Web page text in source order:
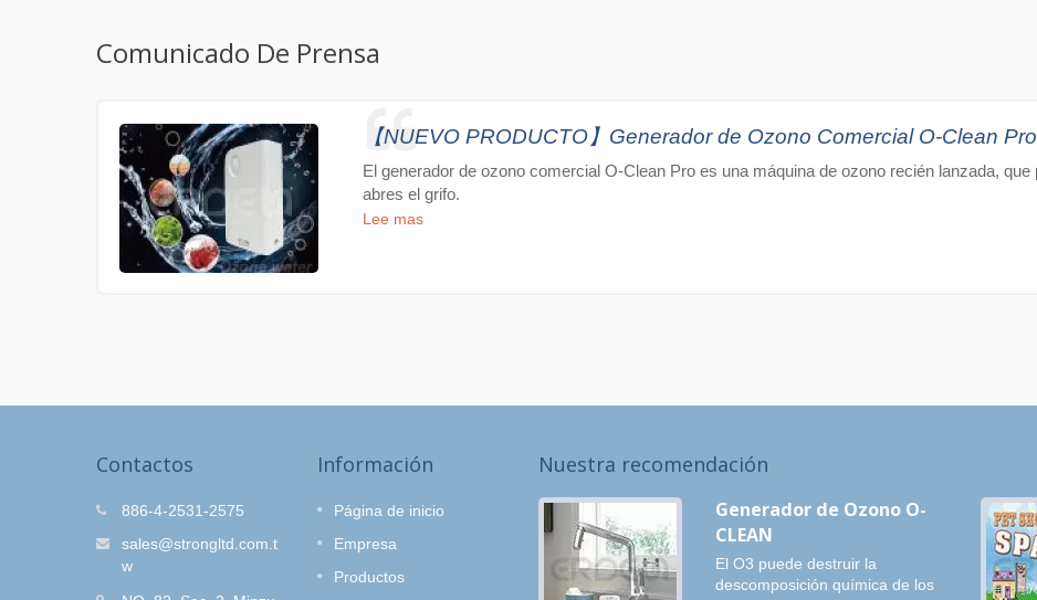
Comunicado De Prensa
【NUEVO PRODUCTO】Generador de Ozono Comercial O-Clean Pro
El generador de ozono comercial O-Clean Pro es una máquina de ozono recién lanzada,
abres el grifo.
Lee mas
Contactos
886-4-2531-2575
sales@strongltd.com.t
w
Información
Página de inicio
Empresa
Productos
Nuestra recomendación
Set de Ducha para Salón
de Belleza O-Clean
¿Cómo eliminar el olor del tinte
Generador de Ozono O-
CLEAN
El O3 puede destruir la
descomposición química de los